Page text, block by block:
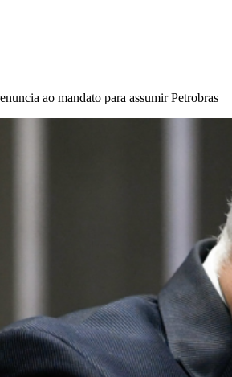
ao mandato para assumir Petrobras